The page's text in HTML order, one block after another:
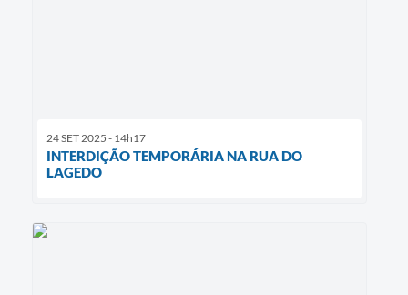
24 SET 2025 - 14h17
INTERDIÇÃO TEMPORÁRIA NA RUA DO
LAGEDO